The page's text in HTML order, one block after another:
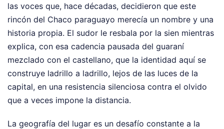
las voces que, hace décadas, decidieron que este
rincón del Chaco paraguayo merecía un nombre y una
historia propia. El sudor le resbala por la sien mientras
explica, con esa cadencia pausada del guaraní
mezclado con el castellano, que la identidad aquí se
construye ladrillo a ladrillo, lejos de las luces de la
capital, en una resistencia silenciosa contra el olvido
que a veces impone la distancia.
La geografía del lugar es un desafío constante a la